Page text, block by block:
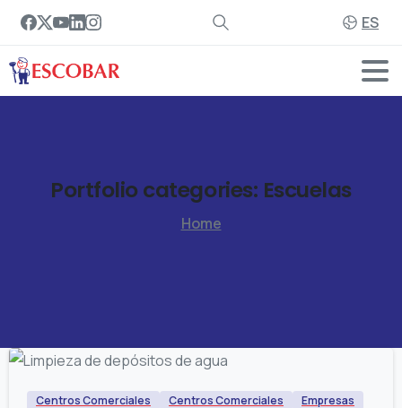
ES
Portfoliocategories: Escuelas
Home
Centros Comerciales Centros Comerciales
Empresas